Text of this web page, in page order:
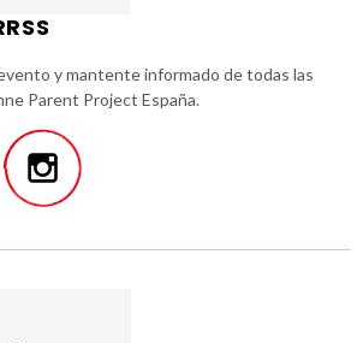
y mantente informado de todas las
Parent Project España.